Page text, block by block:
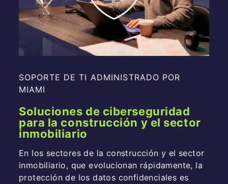
SOPORTE DE TI ADMINISTRADO POR
MIAMI
Soluciones de ciberseguridad
para la construcción y el sector
inmobiliario
En los sectores de la construcción y el sector
inmobiliario, que evolucionan rápidamente, la
protección de los datos confidenciales es